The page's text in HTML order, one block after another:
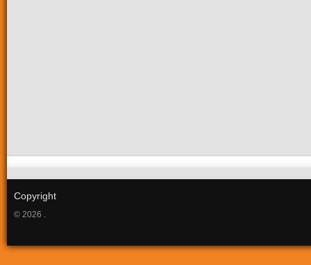
Copyright
© 2026 .